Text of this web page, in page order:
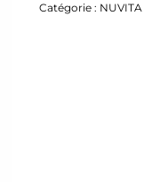
Catégorie : NUVITA